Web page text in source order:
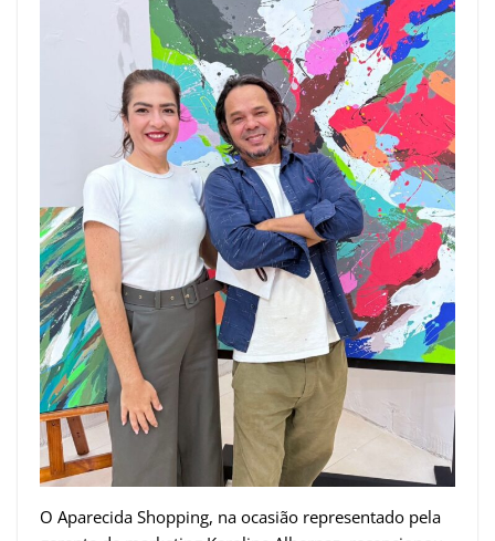
O Aparecida Shopping, na ocasião representado pela